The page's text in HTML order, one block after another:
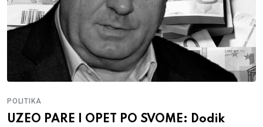
POLITIKA
UZEO PARE I OPET PO SVOME: Dodik